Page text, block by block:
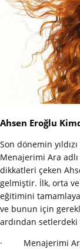
Ahsen Eroğlu
Son dönemin
Menajerimi Ara
dikkatleri çeken
gelmiştir. İlk, orta
eğitimini
ve bunun için
ardından
· Menajerimi